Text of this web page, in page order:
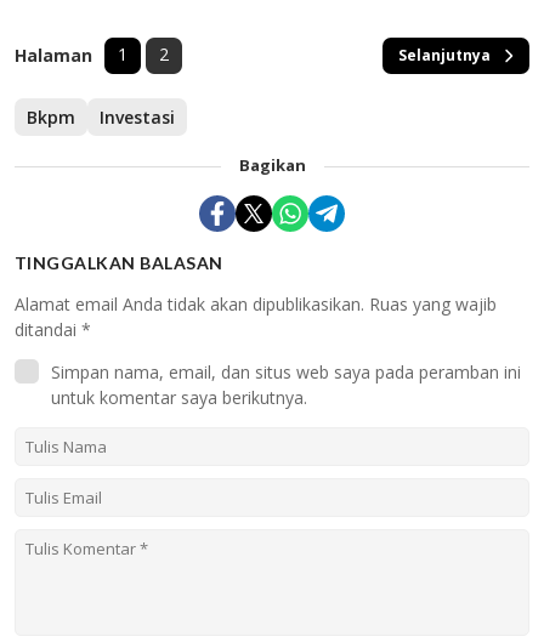
Halaman 1 2 Selanjutnya
Bkpm Investasi
Bagikan
TINGGALKAN BALASAN
Alamat email Anda tidak akan dipublikasikan. Ruas yang wajib
ditandai *
Simpan nama, email, dan situs web saya pada peramban ini
untuk komentar saya berikutnya.